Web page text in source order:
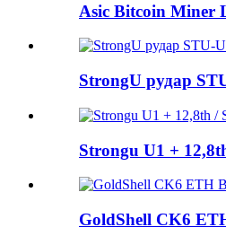
Asic Bitcoin Miner
StrongU рудар
Strongu U1 +
GoldShell CK6